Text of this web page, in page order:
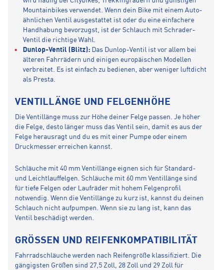
Mountainbikes verwendet. Wenn dein Bike mit einem Auto-
ähnlichen Ventil ausgestattet ist oder du eine einfachere
Handhabung bevorzugst, ist der Schlauch mit Schrader-
Ventil die richtige Wahl.
Dunlop-Ventil (Blitz): Das Dunlop-Ventil ist vor allem bei
älteren Fahrrädern und einigen europäischen Modellen
verbreitet. Es ist einfach zu bedienen, aber weniger luftdicht
als Presta.
VENTILLÄNGE UND FELGENHÖHE
Die Ventillänge muss zur Höhe deiner Felge passen. Je höher
die Felge, desto länger muss das Ventil sein, damit es aus der
Felge herausragt und du es mit einer Pumpe oder einem
Druckmesser erreichen kannst.
Schläuche mit 40 mm Ventillänge eignen sich für Standard-
und Leichtlauffelgen. Schläuche mit 60 mm Ventillänge sind
für tiefe Felgen oder Laufräder mit hohem Felgenprofil
notwendig. Wenn die Ventillänge zu kurz ist, kannst du deinen
Schlauch nicht aufpumpen. Wenn sie zu lang ist, kann das
Ventil beschädigt werden.
GRÖSSEN UND REIFENKOMPATIBILITÄT
Fahrradschläuche werden nach Reifengröße klassifiziert. Die
gängigsten Größen sind 27,5 Zoll, 28 Zoll und 29 Zoll für